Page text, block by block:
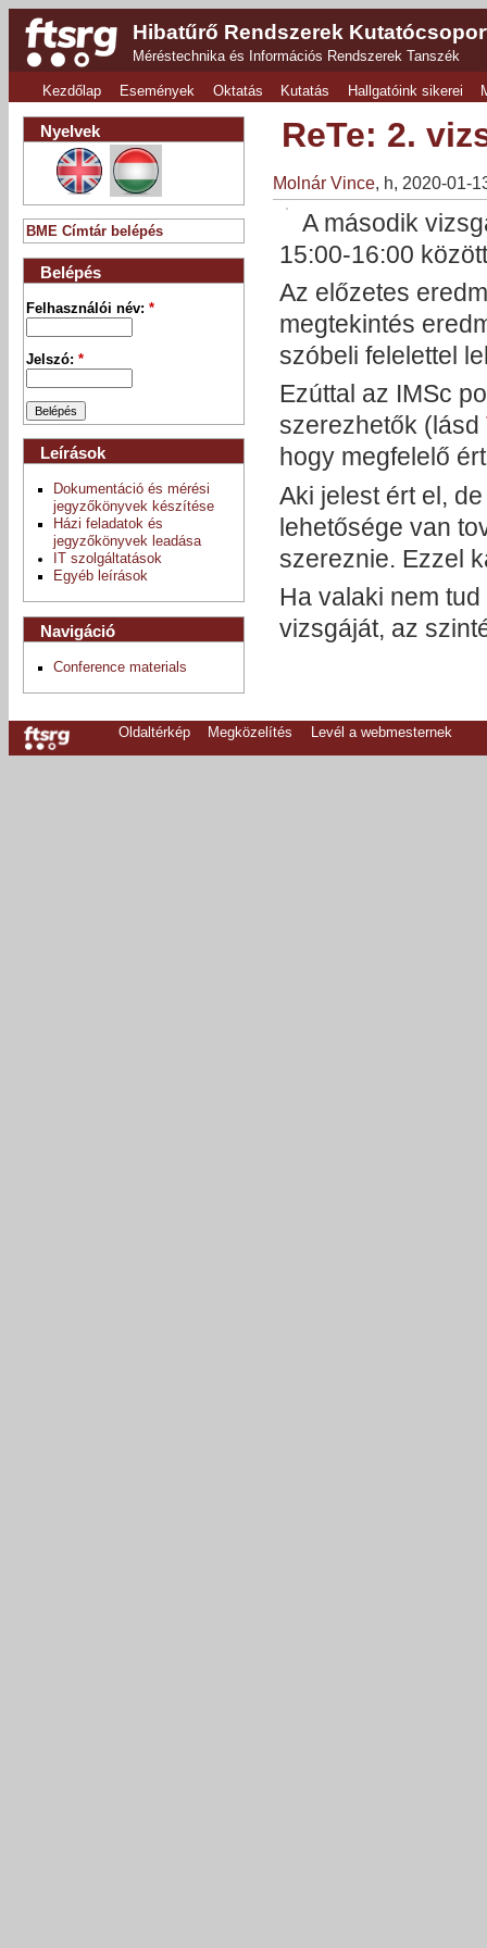
Hibatűrő Rendszerek
Méréstechnika és Információs Rendszerek Tanszék
Kezdőlap Események Oktatás Kutatás Hallgatóink sikerei
ReTe: 2.
Molnár Vince, h, 2020-01-
A második
15:00-16:00
Az előzetes
megtekintés
szóbeli felelettel
Ezúttal az IMSc
szerezhetők (lásd
hogy megfelelő
Aki jelest ért el,
lehetősége van
szereznie. Ezzel
Ha valaki nem
vizsgáját, az
Nyelvek
BME Címtár belépés
Belépés
Felhasználói név:*
Jelszó:*
Leírások
Dokumentáció és mérési
jegyzőkönyvek készítése
Házi feladatok és
jegyzőkönyvek leadása
IT szolgáltatások
Egyéb leírások
Navigáció
Conference materials
Oldaltérkép Megközelítés Levél a webmesternek